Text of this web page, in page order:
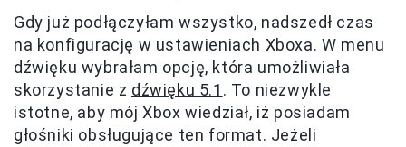
Gdy już podłączyłam wszystko, nadszedł czas
na konfigurację w ustawieniach Xboxa. W menu
dźwięku wybrałam opcję, która umożliwiała
skorzystanie z dźwięku 5.1 . To niezwykle
istotne, aby mój Xbox wiedział, iż posiadam
głośniki obsługujące ten format. Jeżeli